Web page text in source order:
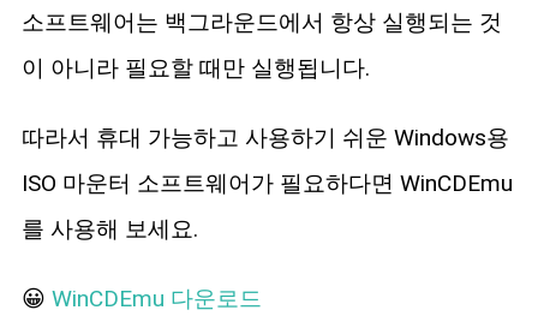
소프트웨어는 백그라운드에서 항상 실행되는 것
이 아니라 필요할 때만 실행됩니다.
따라서 휴대 가능하고 사용하기 쉬운 Windows용
ISO 마운터 소프트웨어가 필요하다면 WinCDEmu
를 사용해 보세요.
😀 WinCDEmu 다운로드